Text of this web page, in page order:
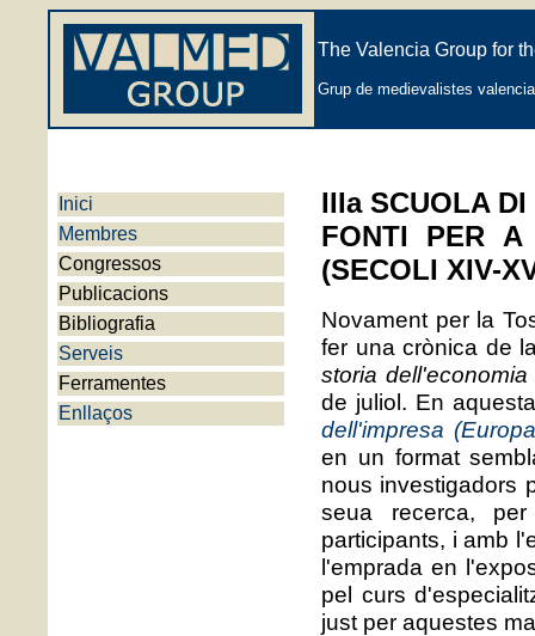
The Valencia Group for
Grup de medievalistes
Inici
Membres
Congressos
Publicacions
Bibliografia
Serveis
Ferramentes
Enllaços
IIIa SCUOLA
FONTI PER A
(SECOLI XIV-
Novament per la
fer una crònica de
storia
de juliol. En
dell'impresa
en un format
nous investigadors
seua recerca,
participants, i amb
l'emprada en
pel curs
just per aquestes